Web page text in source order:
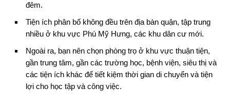
đêm.
Tiện ích phân bố không đều trên địa bàn quận, tập trung
nhiều ở khu vực Phú Mỹ Hưng, các khu dân cư mới.
Ngoài ra, bạn nên chọn phòng trọ ở khu vực thuận tiện,
gần trung tâm, gần các trường học, bệnh viện, siêu thị và
các tiện ích khác để tiết kiệm thời gian di chuyển và tiện
lợi cho học tập và công việc.